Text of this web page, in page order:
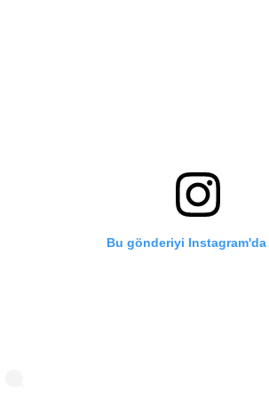
Bu gönderiyi Instagram'da